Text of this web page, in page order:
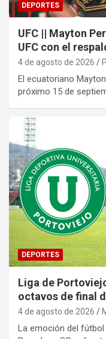
DEPORTES
UFC || Mayton
UFC con el
4 de agosto de 2026
El ecuatoriano
próximo 15 de
DEPORTES
Liga de
octavos de final
4 de agosto de 2026
La emoción del